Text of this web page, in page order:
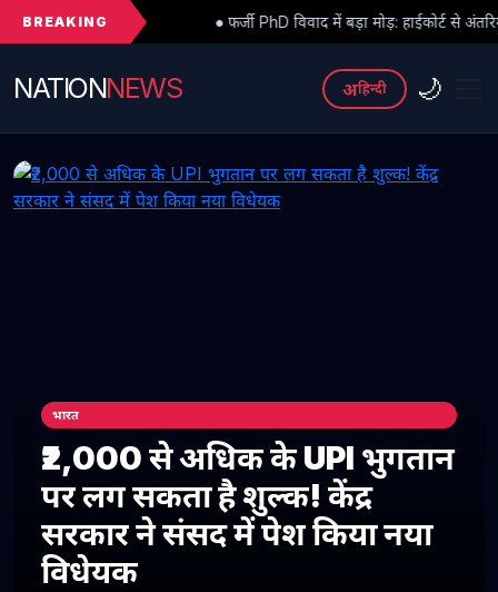
BREAKING● फर्जी PhD विवाद में बड़ा मोड़: हाईकोर्ट से अंतरिम राहत के बाद 3
NATIONNEWS अहिन्दी 🌙
भारत
₹2,000 से अधिक के UPI भुगतान
पर लग सकता है शुल्क! केंद्र
सरकार ने संसद में पेश किया नया
विधेयक